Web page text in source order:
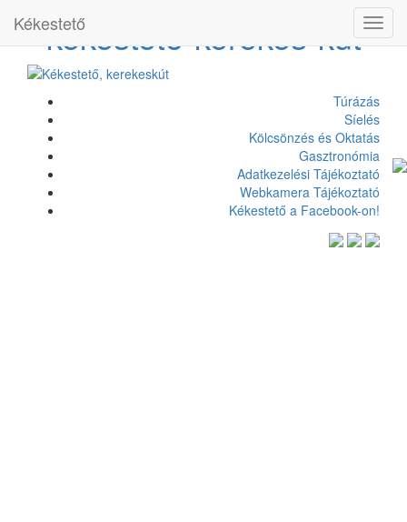
Kékestető
kekesteto-kerekes-kut
Túrázás
Síelés
Kölcsönzés és Oktatás
Gasztronómia
Adatkezelési Tájékoztató
Webkamera Tájékoztató
Kékestető a Facebook-on!